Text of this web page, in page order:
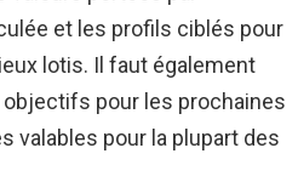
et les profils ciblés pour
lotis. Il faut également
pour les prochaines
valables pour la plupart des